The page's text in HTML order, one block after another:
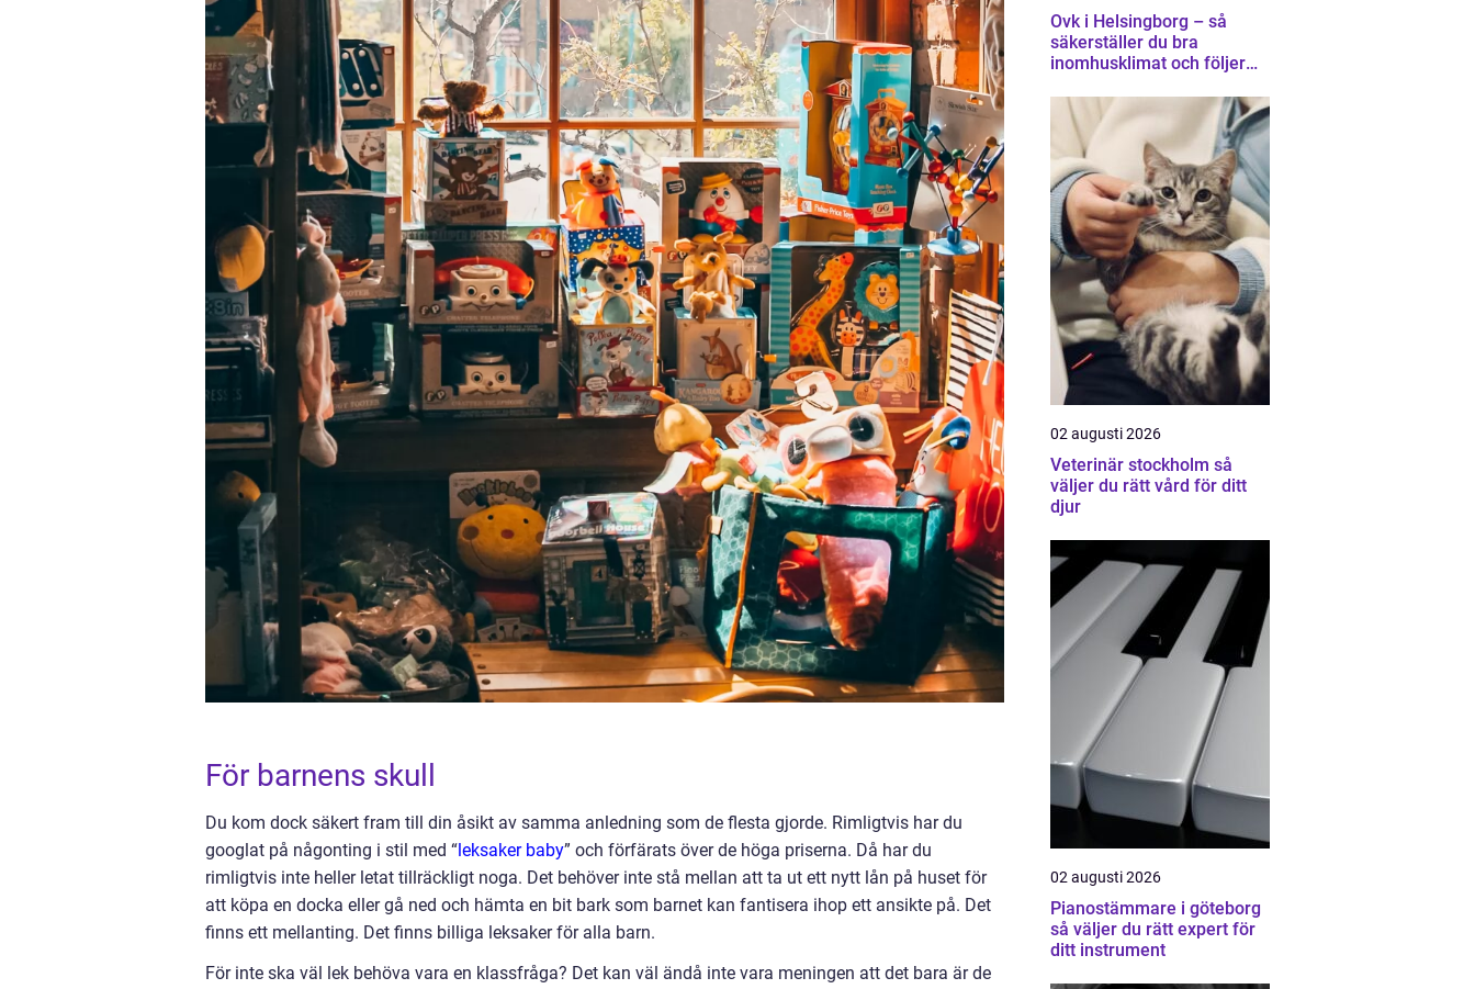
För barnens skull
Du kom dock säkert fram till din åsikt av samma anledning som de flesta gjorde. Rimligtvis har du
googlat på någonting i stil med “leksaker baby” och förfärats över de höga priserna. Då har du
rimligtvis inte heller letat tillräckligt noga. Det behöver inte stå mellan att ta ut ett nytt lån på huset för
att köpa en docka eller gå ned och hämta en bit bark som barnet kan fantisera ihop ett ansikte på. Det
finns ett mellanting. Det finns billiga leksaker för alla barn.
För inte ska väl lek behöva vara en klassfråga? Det kan väl ändå inte vara meningen att det bara är de
Ovk i Helsingborg – så
säkerställer du bra
inomhusklimat och följer
02 augusti 2026
Veterinär stockholm så
väljer du rätt vård för ditt
djur
02 augusti 2026
Pianostämmare i göteborg
så väljer du rätt expert för
ditt instrument